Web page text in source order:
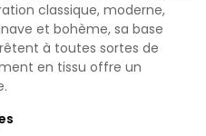
classique, moderne,
et bohème, sa base
à toutes sortes de
en tissu offre un